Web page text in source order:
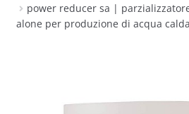
Cart
power reducer sa |
alone per produzione di acqua